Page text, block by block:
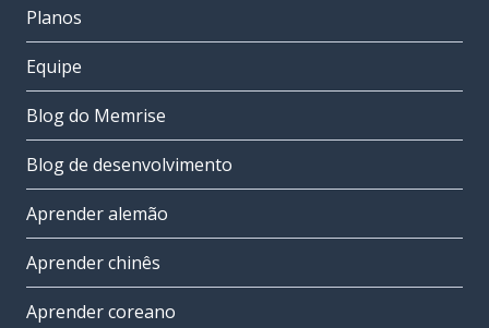
Planos
Equipe
Blog do Memrise
Blog de desenvolvimento
Aprender alemão
Aprender chinês
Aprender coreano